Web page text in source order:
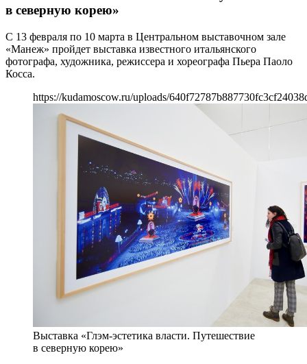
в северную корею»
С 13 февраля по 10 марта в Центральном выставочном зале
«Манеж» пройдет выставка известного итальянского
фотографа, художника, режиссера и хореографа Пьера Паоло
Косса.
https://kudamoscow.ru/uploads/
Выставка «Глэм-эстетика власти. Путешествие
в северную корею»